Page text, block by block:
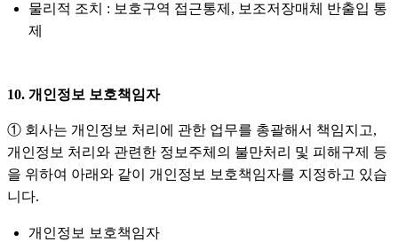
물리적 조치 : 보호구역 접근통제, 보조저장매체 반출입 통
제
10. 개인정보 보호책임자
① 회사는 개인정보 처리에 관한 업무를 총괄해서 책임지고,
개인정보 처리와 관련한 정보주체의 불만처리 및 피해구제 등
을 위하여 아래와 같이 개인정보 보호책임자를 지정하고 있습
니다.
개인정보 보호책임자